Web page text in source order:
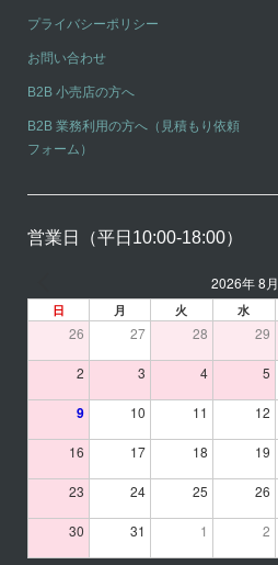
プライバシーポリシー
お問い合わせ
B2B 小売店の方へ
B2B 業務利用の方へ（見積もり依頼
フォーム）
営業日（平日10:00-18:00）
2026年 8月
日 月 火 水
26 27 28 29
2 3 4 5
9 10 11 12
16 17 18 19
23 24 25 26
30 31 1 2